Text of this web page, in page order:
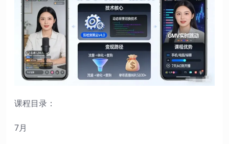
课程目录：
7月